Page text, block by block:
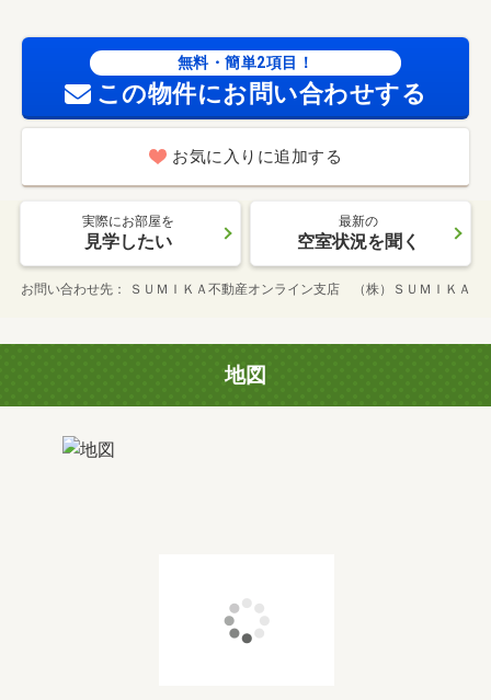
無料・簡単2項目！
この物件にお問い合わせする
お気に入りに追加する
実際にお部屋を
見学したい
最新の
空室状況を聞く
お問い合わせ先 ＳＵＭＩＫＡ不動産オンライン支店 （株）ＳＵＭＩＫＡ
地図